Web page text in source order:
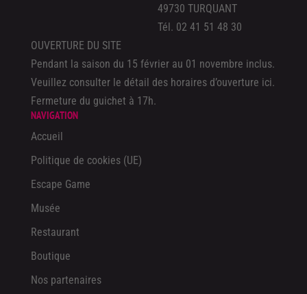
49730 TURQUANT
Tél. 02 41 51 48 30
OUVERTURE DU SITE
Pendant la saison du 15 février au 01 novembre inclus.
Veuillez consulter le détail des horaires d’ouverture ici.
Fermeture du guichet à 17h.
NAVIGATION
Accueil
Politique de cookies (UE)
Escape Game
Musée
Restaurant
Boutique
Nos partenaires